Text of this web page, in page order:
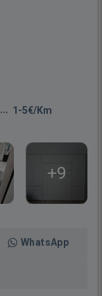
1-5€/Km
+9
WhatsApp